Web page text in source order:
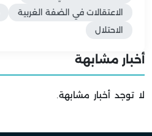
الاعتقالات في الضفة الغربية
الاحتلال
أخبار مشابهة
لا توجد أخبار مشابهة.